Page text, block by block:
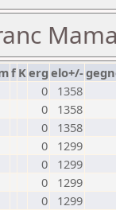
f Kerg elo+/-
0
1358
0
1358
0
1358
0
1299
0
1299
0
1299
0
1299